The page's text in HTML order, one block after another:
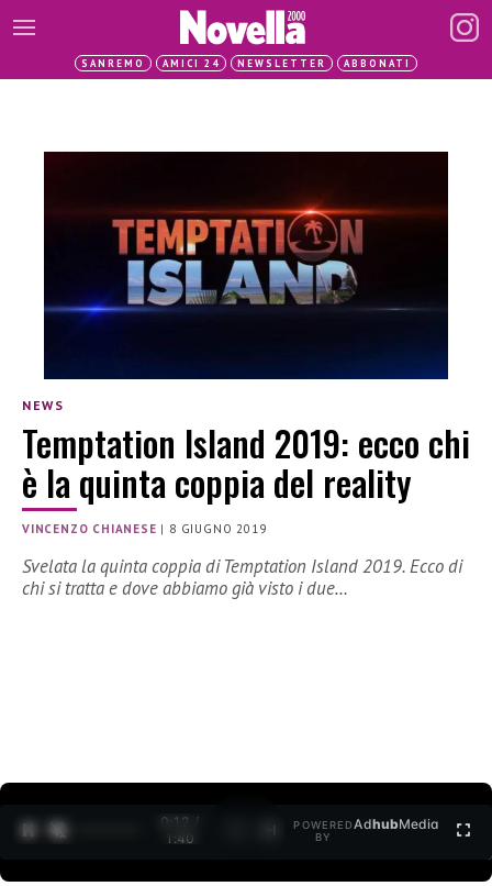
SANREMO AMICI 24 NEWSLETTER ABBONATI
NEWS
Temptation Island 2019: ecco chi
è la quinta coppia del reality
VINCENZO CHIANESE | 8 GIUGNO 2019
Svelata la quinta coppia di Temptation Island 2019. Ecco di
chi si tratta e dove abbiamo già visto i due…
0:12 /
1:40
POWERED
BY
AdhubMedia